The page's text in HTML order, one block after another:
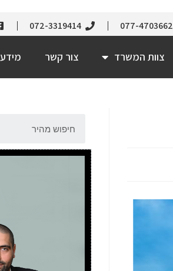
077-4703662
072-3319414
צוות המשרד צור קשר